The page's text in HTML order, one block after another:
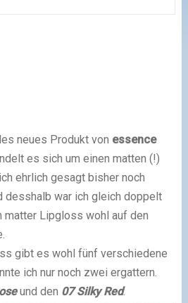
neues Produkt von essence
es sich um einen matten (!)
ehrlich gesagt bisher noch
desshalb war ich gleich doppelt
matter Lipgloss wohl auf den
gibt es wohl fünf verschiedene
ich nur noch zwei ergattern.
und den 07 Silky Red.